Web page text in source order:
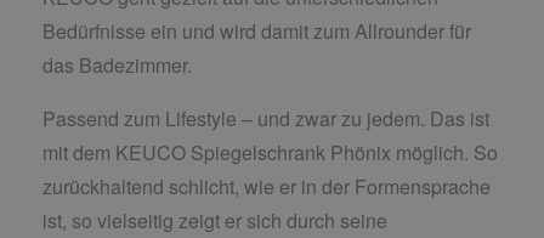
Bedürfnisse ein und wird damit zum Allrounder für
das Badezimmer.
Passend zum Lifestyle – und zwar zu jedem. Das ist
mit dem KEUCO Spiegelschrank Phönix möglich. So
zurückhaltend schlicht, wie er in der Formensprache
ist, so vielseitig zeigt er sich durch seine